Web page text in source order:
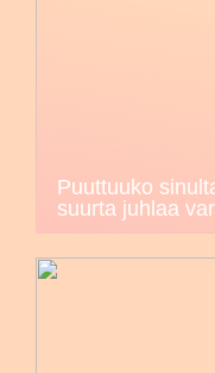
Puuttuuko
suurta juhlaa